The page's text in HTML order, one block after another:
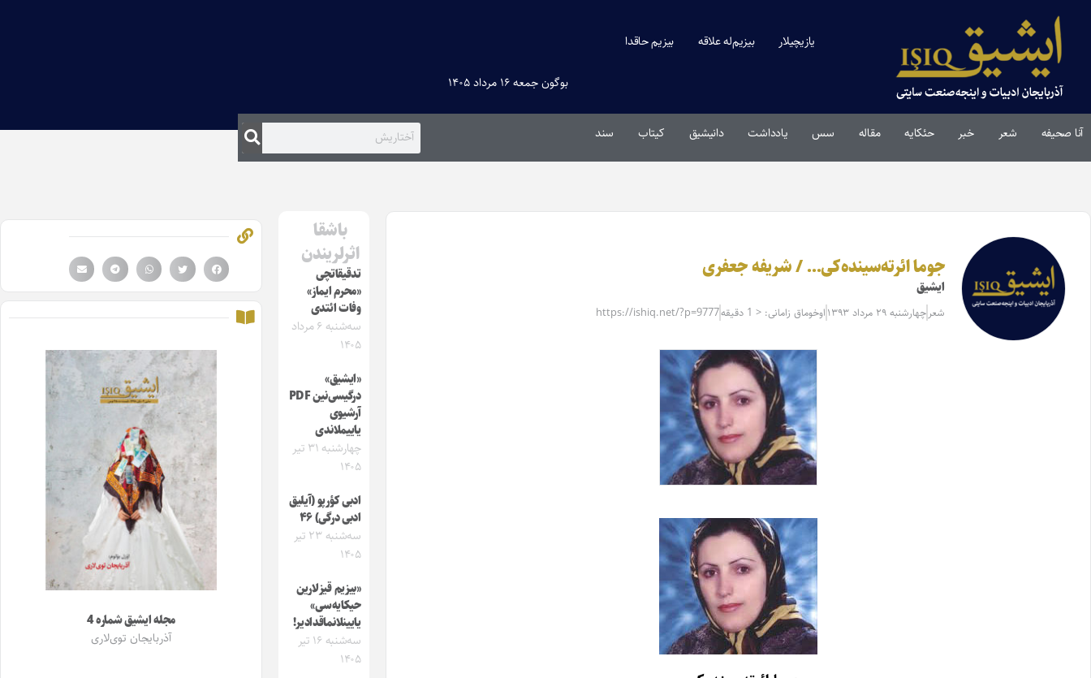
یازیچیلار بیزیم‌له علاقه بیزیم حاقدا
بوگون جمعه ۱۶ مرداد ۱۴۰۵
آنا صحیفه شعر خبر حئکایه مقاله‌ سس یادداشت دانیشیق کیتاب سند
جوما ائرته‌سینده‌کی… / شریفه جعفری
ایشیق
شعر چهارشنبه ۲۹ مرداد ۱۳۹۳ اوخوماق زامانی: < 1 دقیقه https://ishiq.net/?p=9777
باشقا
اثرلریندن
تدقیقاتچی
«محرم ایماز»
وفات ائتدی
سه‌شنبه ۶ مرداد
۱۴۰۵
«ایشیق»
درگیسی‌نین PDF
آرشیوی
یاییملاندی
چهارشنبه ۳۱ تیر
۱۴۰۵
ادبی کؤرپو (آیلیق
ادبی درگی) ۴۶
سه‌شنبه ۲۳ تیر
۱۴۰۵
«بیزیم قیزلارین
حیکایه‌سی»
یایینلانماقدادیر!
سه‌شنبه ۱۶ تیر
۱۴۰۵
مجله ایشیق شماره 4
آذربایجان توی‌لاری